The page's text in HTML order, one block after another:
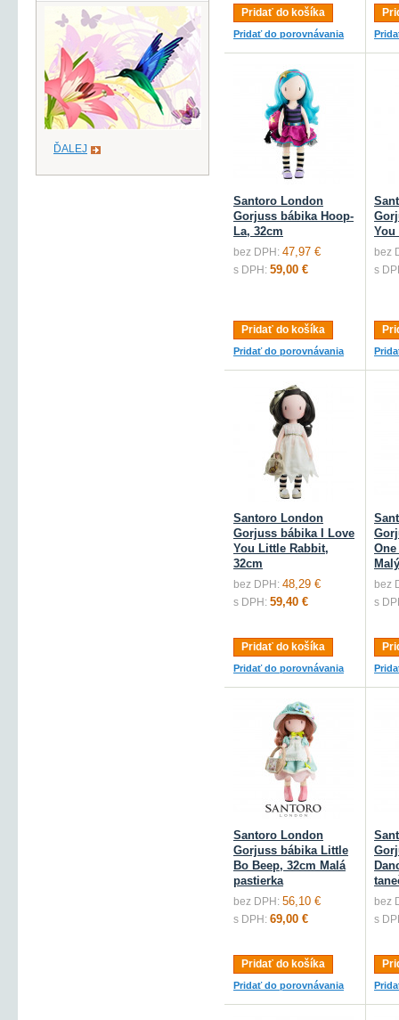
Pridať do košíka
Pridať do porovnávania
Santoro London
Gorjuss bábika Hoop-
La, 32cm
bez DPH: 47,97 €
s DPH: 59,00 €
Pridať do košíka
Pridať do porovnávania
You
bez
s
Santoro London
Gorjuss bábika I Love
You Little Rabbit,
32cm
bez DPH: 48,29 €
s DPH: 59,40 €
Pridať do košíka
Pridať do porovnávania
bez
s
Santoro London
Gorjuss bábika Little
Bo Beep, 32cm Malá
pastierka
bez DPH: 56,10 €
s DPH: 69,00 €
Pridať do košíka
Pridať do porovnávania
bez
s
ĎALEJ